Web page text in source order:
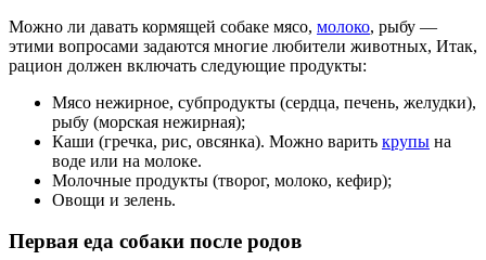
Можно ли давать кормящей собаке мясо, молоко, рыбу —
этими вопросами задаются многие любители животных, Итак,
рацион должен включать следующие продукты:
Мясо нежирное, субпродукты (сердца, печень, желудки),
рыбу (морская нежирная);
Каши (гречка, рис, овсянка). Можно варить крупы на
воде или на молоке.
Молочные продукты (творог, молоко, кефир);
Овощи и зелень.
Первая еда собаки после родов